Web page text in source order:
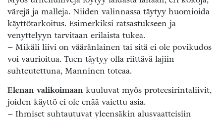
värejä ja malleja. Niiden valinnassa täytyy huomioida
käyttötarkoitus. Esimerkiksi ratsastukseen ja
venyttelyyn tarvitaan erilaista tukea.
– Mikäli liivi on vääränlainen tai sitä ei ole povikudos
voi vaurioitua. Tuen täytyy olla riittävä lajiin
suhteutettuna, Manninen toteaa.
Elenan valikoimaan kuuluvat myös proteesirintaliivit,
joiden käyttö ei ole enää vaiettu asia.
– Ihmiset suhtautuvat yleensäkin alusvaatteisiin